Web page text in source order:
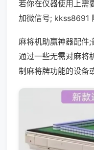
若你在仪器使用上需
加微信号; kkss8691
麻将机助赢神器配件
通过一些无需对麻将
制麻将牌功能的设备